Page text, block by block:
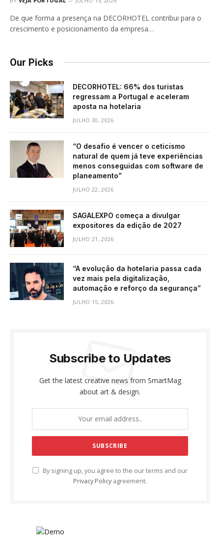
De que forma a presença na DECORHOTEL contribui para o
crescimento e posicionamento da empresa…
Our Picks
DECORHOTEL: 66% dos turistas
regressam a Portugal e aceleram
aposta na hotelaria
JULHO 30, 2026
“O desafio é vencer o ceticismo
natural de quem já teve experiências
menos conseguidas com software de
planeamento”
JULHO 22, 2026
SAGALEXPO começa a divulgar
expositores da edição de 2027
JULHO 21, 2026
“A evolução da hotelaria passa cada
vez mais pela digitalização,
automação e reforço da segurança”
JULHO 15, 2026
Subscribe to Updates
Get the latest creative news from SmartMag
about art & design.
By signing up, you agree to the our terms and our
Privacy Policy agreement.